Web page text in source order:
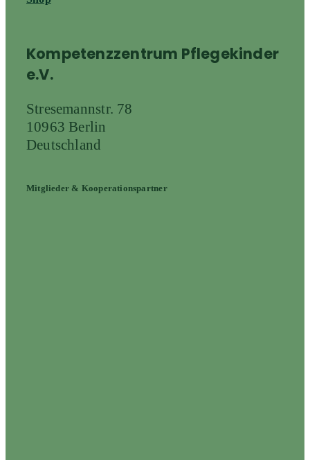
Kompetenzzentrum Pflegekinder
e.V.
Stresemannstr. 78
10963 Berlin
Deutschland
Mitglieder & Kooperationspartner